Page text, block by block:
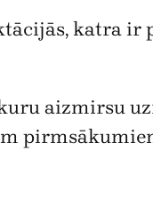
katra ir
aizmirsu